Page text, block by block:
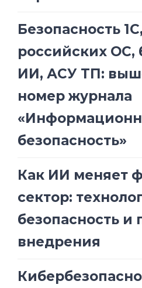
Безопасность
российских ОС,
ИИ, АСУ ТП:
номер журнала
безопасность»
Как ИИ меняет
сектор:
безопасность и
внедрения